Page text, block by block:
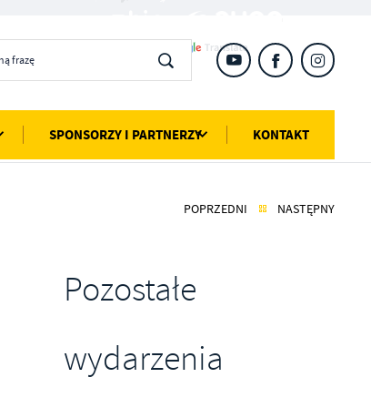
SPONSORZY I PARTNERZY KONTAKT
POPRZEDNI NASTĘPNY
Pozostałe
wydarzenia